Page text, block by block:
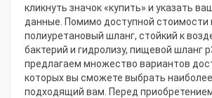
кликнуть значок «купить» и указать
данные. Помимо доступной стоимости
полиуретановый шланг, стойкий к
бактерий и гидролизу, пищевой шланг
предлагаем множество вариантов
которых вы сможете выбрать
подходящий вам. Перед